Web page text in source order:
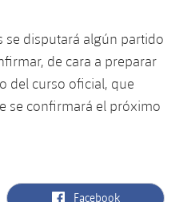
se disputará algún partido
de cara a preparar
del curso oficial, que
se confirmará el próximo
label.aria.facebook
Facebook